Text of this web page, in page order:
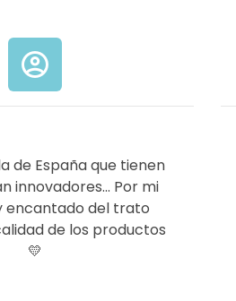
account_circle
de España que tienen
innovadores... Por mi
encantado del trato
de los productos
💛